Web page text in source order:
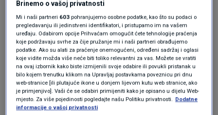
iznimka", rekao je zaNewsweekdr.Jatin Vyas
profesor zaraznih bolesti na Medicinskom
fakultetu Sveučilišta Columbia. Iako norovirus
nije respiratorni virus, najviše je zabilježen
zimi i u rano proljeće.
Međutim, rekao je da iako su "pacijenti s već
Brinemo o vašoj privatnosti
Mi i naši partneri 603 pohranjujemo osobne podatke, kao što su podaci o
pregledavanju ili jedinstveni identifikatori, i pristupamo im na vašem
uređaju. Odabirom opcije Prihvaćam omogućit ćete tehnologije praćenja
koje podržavaju svrhe za čije pružanje mi i naši partneri obrađujemo
podatke. Ako su alati za praćenje onemogućeni, određeni sadržaj i oglasi
koje vidite možda više neće biti toliko relevantni za vas. Možete se vratiti
na ovaj izbornik kako biste izmijenili svoje odabire ili povukli pristanak u
bilo kojem trenutku klikom na Upravljaj postavkama poveznicu pri dnu
web-stranice [ili plutajuće ikone u donjem lijevom kutu web stranice, ako
je primjenjivo]. Vaši će se odabiri primijeniti kako je opisano u dijelu Web-
mjesto. Za više pojedinosti pogledajte našu Politiku privatnosti. Dodatne
informacije o vašoj privatnosti